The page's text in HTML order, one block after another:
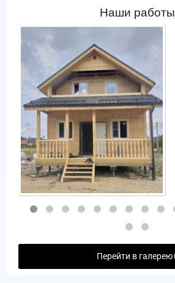
Наши работы
Перейти в галерею